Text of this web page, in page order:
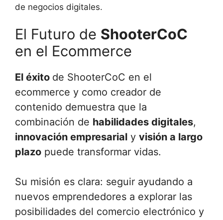
de negocios digitales.
El Futuro de ShooterCoC
en el Ecommerce
El éxito de ShooterCoC en el
ecommerce y como creador de
contenido demuestra que la
combinación de habilidades digitales,
innovación empresarial y visión a largo
plazo puede transformar vidas.
Su misión es clara: seguir ayudando a
nuevos emprendedores a explorar las
posibilidades del comercio electrónico y